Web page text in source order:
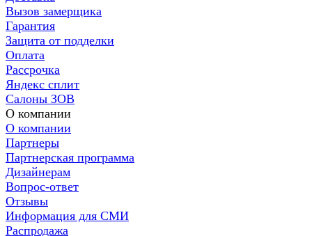
Вызов замерщика
Гарантия
Защита от подделки
Оплата
Рассрочка
Яндекс сплит
Салоны ЗОВ
О компании
О компании
Партнеры
Партнерская программа
Дизайнерам
Вопрос-ответ
Отзывы
Информация для СМИ
Распродажа